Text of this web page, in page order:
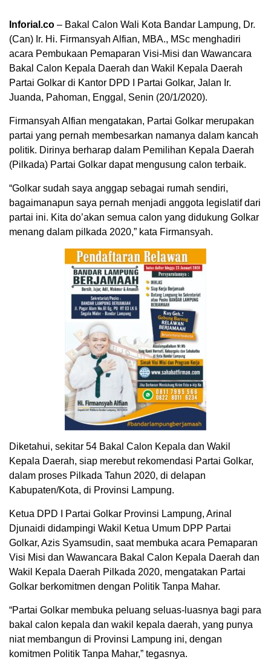
Inforial.co – Bakal Calon Wali Kota Bandar Lampung, Dr.
(Can) Ir. Hi. Firmansyah Alfian, MBA., MSc menghadiri
acara Pembukaan Pemaparan Visi-Misi dan Wawancara
Bakal Calon Kepala Daerah dan Wakil Kepala Daerah
Partai Golkar di Kantor DPD I Partai Golkar, Jalan Ir.
Juanda, Pahoman, Enggal, Senin (20/1/2020).
Firmansyah Alfian mengatakan, Partai Golkar merupakan
partai yang pernah membesarkan namanya dalam kancah
politik. Dirinya berharap dalam Pemilihan Kepala Daerah
(Pilkada) Partai Golkar dapat mengusung calon terbaik.
“Golkar sudah saya anggap sebagai rumah sendiri,
bagaimanapun saya pernah menjadi anggota legislatif dari
partai ini. Kita do’akan semua calon yang didukung Golkar
menang dalam pilkada 2020,” kata Firmansyah.
Diketahui, sekitar 54 Bakal Calon Kepala dan Wakil
Kepala Daerah, siap merebut rekomendasi Partai Golkar,
dalam proses Pilkada Tahun 2020, di delapan
Kabupaten/Kota, di Provinsi Lampung.
Ketua DPD I Partai Golkar Provinsi Lampung, Arinal
Djunaidi didampingi Wakil Ketua Umum DPP Partai
Golkar, Azis Syamsudin, saat membuka acara Pemaparan
Visi Misi dan Wawancara Bakal Calon Kepala Daerah dan
Wakil Kepala Daerah Pilkada 2020, mengatakan Partai
Golkar berkomitmen dengan Politik Tanpa Mahar.
“Partai Golkar membuka peluang seluas-luasnya bagi para
bakal calon kepala dan wakil kepala daerah, yang punya
niat membangun di Provinsi Lampung ini, dengan
komitmen Politik Tanpa Mahar,” tegasnya.